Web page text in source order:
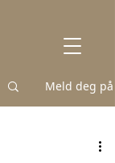
Meld deg på